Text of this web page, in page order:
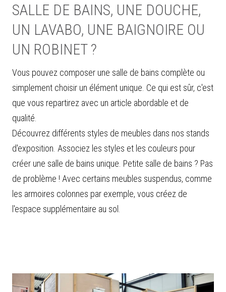
SALLE DE BAINS, UNE DOUCHE,
UN LAVABO, UNE BAIGNOIRE OU
UN ROBINET ?
Vous pouvez composer une salle de bains complète ou
simplement choisir un élément unique. Ce qui est sûr, c'est
que vous repartirez avec un article abordable et de
qualité.
Découvrez différents styles de meubles dans nos stands
d'exposition. Associez les styles et les couleurs pour
créer une salle de bains unique. Petite salle de bains ? Pas
de problème ! Avec certains meubles suspendus, comme
les armoires colonnes par exemple, vous créez de
l'espace supplémentaire au sol.